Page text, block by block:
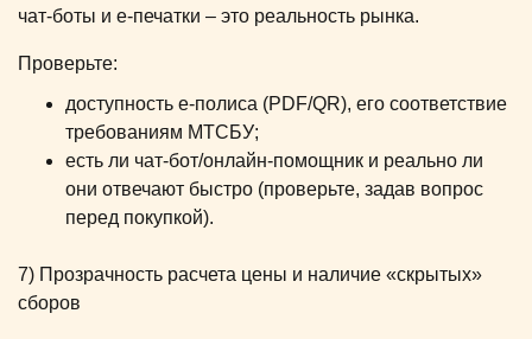
чат-боты и e-печатки – это реальность рынка.
Проверьте:
доступность e-полиса (PDF/QR), его соответствие
требованиям МТСБУ;
есть ли чат-бот/онлайн-помощник и реально ли
они отвечают быстро (проверьте, задав вопрос
перед покупкой).
7) Прозрачность расчета цены и наличие «скрытых»
сборов